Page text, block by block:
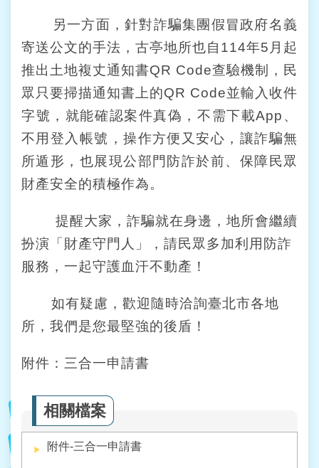
政
府
站
開
資
料
告
絡
我
們
人
資
保
另一方面，針對詐騙集團假冒政府名義
寄送公文的手法，古亭地所也自114年5月起
推出土地複丈通知書QR Code查驗機制，民
眾只要掃描通知書上的QR Code並輸入收件
字號，就能確認案件真偽，不需下載App、
不用登入帳號，操作方便又安心，讓詐騙無
所遁形，也展現公部門防詐於前、保障民眾
財產安全的積極作為。
提醒大家，詐騙就在身邊，地所會繼續
扮演「財產守門人」，請民眾多加利用防詐
服務，一起守護血汗不動產！
如有疑慮，歡迎隨時洽詢臺北市各地
所，我們是您最堅強的後盾！
附件：三合一申請書
相關檔案
附件-三合一申請書